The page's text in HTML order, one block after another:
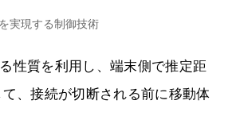
実現する制御技術
性質を利用し、端末側で推定距
、接続が切断される前に移動体